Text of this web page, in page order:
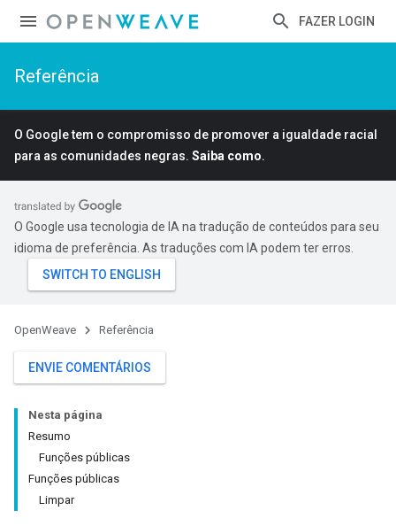
FAZER LOGIN
Referência
O Google tem o compromisso de promover a igualdade racial
para as comunidades negras. Saiba como.
O Google usa tecnologia de IA na tradução de conteúdos para seu
idioma de preferência. As traduções com IA podem ter erros.
OpenWeave Referência
ENVIE COMENTÁRIOS
Nesta página
Resumo
Funções públicas
Funções públicas
Limpar